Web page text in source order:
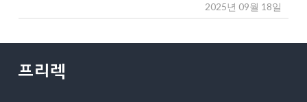
2025년 09월 18일